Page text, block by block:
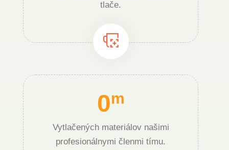
tlače.
0m
Vytlačených materiálov našimi
profesionálnymi členmi tímu.